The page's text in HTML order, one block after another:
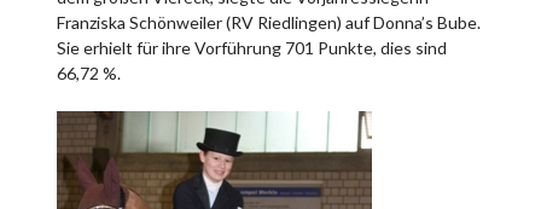
Franziska Schönweiler (RV Riedlingen) auf Donna’s Bube.
Sie erhielt für ihre Vorführung 701 Punkte, dies sind
66,72 %.